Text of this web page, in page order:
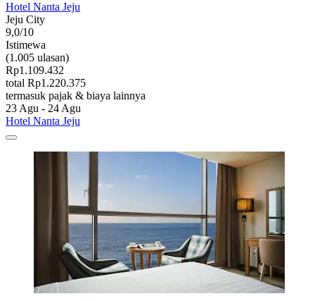
Hotel Nanta Jeju
Jeju City
9,0/10
Istimewa
(1.005 ulasan)
Rp1.109.432
total Rp1.220.375
termasuk pajak & biaya lainnya
23 Agu - 24 Agu
Hotel Nanta Jeju